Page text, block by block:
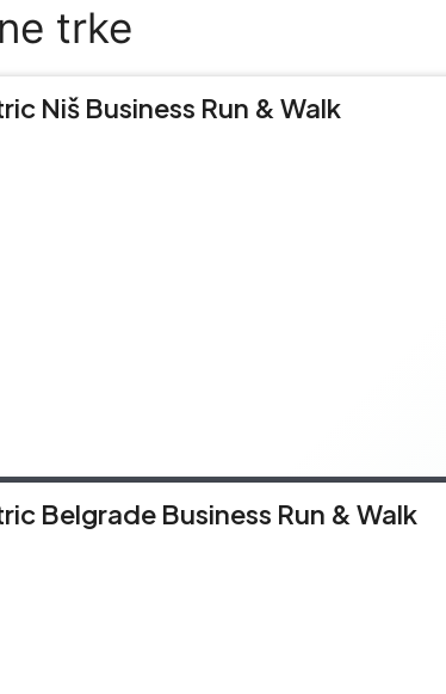
trke
Niš Business Run & Walk
Belgrade Business Run & Walk